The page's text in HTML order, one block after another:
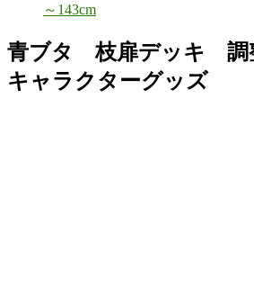
～143cm
青ブタ 枝扉デッキ 調
キャラクターグッズ